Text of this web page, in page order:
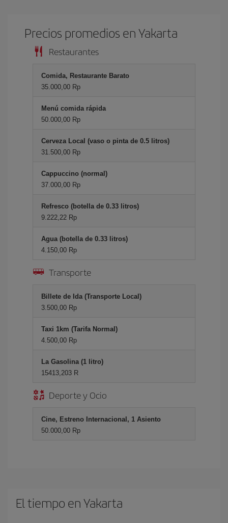
Precios promedios en Yakarta
Restaurantes
Comida, Restaurante Barato
35.000,00 Rp
Menú comida rápida
50.000,00 Rp
Cerveza Local (vaso o pinta de 0.5 litros)
31.500,00 Rp
Cappuccino (normal)
37.000,00 Rp
Refresco (botella de 0.33 litros)
9.222,22 Rp
Agua (botella de 0.33 litros)
4.150,00 Rp
Transporte
Billete de Ida (Transporte Local)
3.500,00 Rp
Taxi 1km (Tarifa Normal)
4.500,00 Rp
La Gasolina (1 litro)
15413,203 R
Deporte y Ocio
Cine, Estreno Internacional, 1 Asiento
50.000,00 Rp
El tiempo en Yakarta